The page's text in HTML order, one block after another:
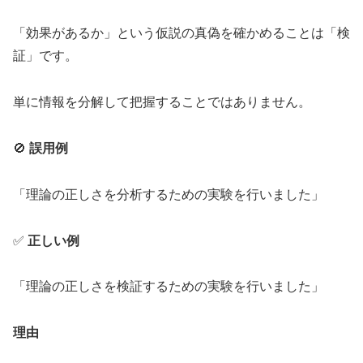
「効果があるか」という仮説の真偽を確かめることは「検
証」です。
単に情報を分解して把握することではありません。
🚫 誤用例
「理論の正しさを分析するための実験を行いました」
✅ 正しい例
「理論の正しさを検証するための実験を行いました」
理由